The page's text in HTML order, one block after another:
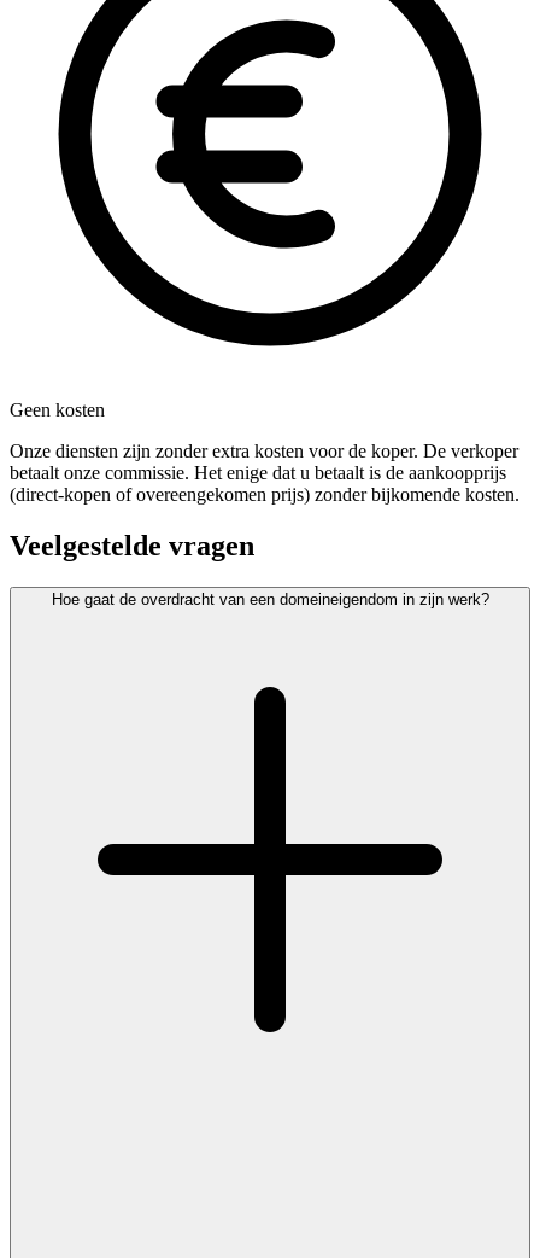
Geen kosten
Onze diensten zijn zonder extra kosten voor de koper. De verkoper
betaalt onze commissie. Het enige dat u betaalt is de aankoopprijs
(direct-kopen of overeengekomen prijs) zonder bijkomende kosten.
Veelgestelde vragen
Hoe gaat de overdracht van een domeineigendom in zijn werk?